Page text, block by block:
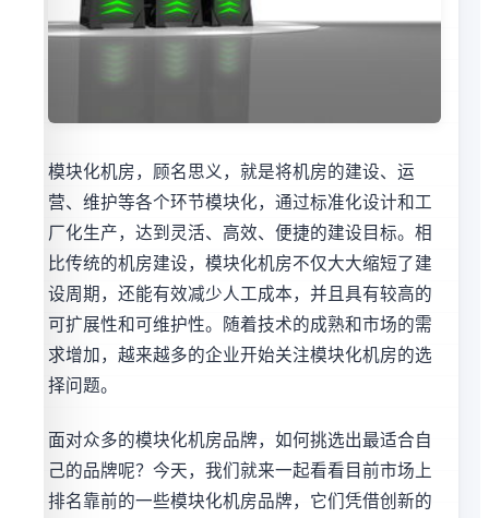
模块化机房，顾名思义，就是将机房的建设、运
营、维护等各个环节模块化，通过标准化设计和工
厂化生产，达到灵活、高效、便捷的建设目标。相
比传统的机房建设，模块化机房不仅大大缩短了建
设周期，还能有效减少人工成本，并且具有较高的
可扩展性和可维护性。随着技术的成熟和市场的需
求增加，越来越多的企业开始关注模块化机房的选
择问题。
面对众多的模块化机房品牌，如何挑选出最适合自
己的品牌呢？今天，我们就来一起看看目前市场上
排名靠前的一些模块化机房品牌，它们凭借创新的